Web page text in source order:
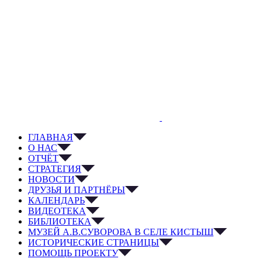
ГЛАВНАЯ
О НАС
ОТЧЁТ
СТРАТЕГИЯ
НОВОСТИ
ДРУЗЬЯ И ПАРТНЁРЫ
КАЛЕНДАРЬ
ВИДЕОТЕКА
БИБЛИОТЕКА
МУЗЕЙ А.В.СУВОРОВА В СЕЛЕ КИСТЫШ
ИСТОРИЧЕСКИЕ СТРАНИЦЫ
ПОМОЩЬ ПРОЕКТУ